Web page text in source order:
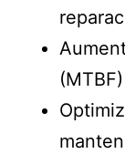
(MTBF)